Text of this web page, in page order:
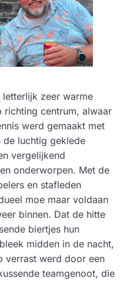
letterlijk zeer warme
centrum, alwaar
werd gemaakt met
luchtig geklede
vergelijkend
onderworpen. Met de
en stafleden
moe maar voldaan
binnen. Dat de hitte
biertjes hun
midden in de nacht,
verrast werd door een
teamgenoot, die